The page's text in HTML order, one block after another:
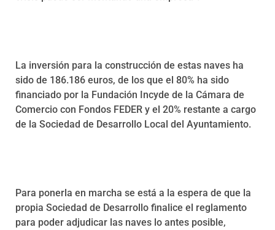
La inversión para la construcción de estas naves ha
sido de 186.186 euros, de los que el 80% ha sido
financiado por la Fundación Incyde de la Cámara de
Comercio con Fondos FEDER y el 20% restante a cargo
de la Sociedad de Desarrollo Local del Ayuntamiento.
Para ponerla en marcha se está a la espera de que la
propia Sociedad de Desarrollo finalice el reglamento
para poder adjudicar las naves lo antes posible,